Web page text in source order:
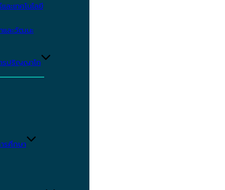
ะเทคโนโลยี
และวัฒนะ
รปริญญาโท
รศึกษา